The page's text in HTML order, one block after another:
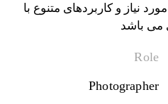
نیاز و کاربردهای متنوع با
می باشد
Role
Photographer